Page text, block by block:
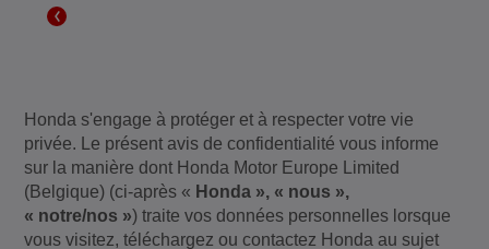
Honda s'engage à protéger et à respecter votre vie
privée. Le présent avis de confidentialité vous informe
sur la manière dont Honda Motor Europe Limited
(Belgique) (ci-après « Honda », « nous »,
« notre/nos ») traite vos données personnelles lorsque
vous visitez, téléchargez ou contactez Honda au sujet